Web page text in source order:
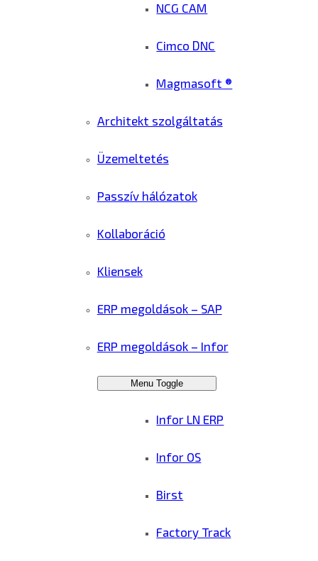
NCG CAM
Cimco DNC
Magmasoft ®
Architekt szolgáltatás
Üzemeltetés
Passzív hálózatok
Kollaboráció
Kliensek
ERP megoldások – SAP
ERP megoldások – Infor
Menu Toggle
Infor LN ERP
Infor OS
Birst
Factory Track